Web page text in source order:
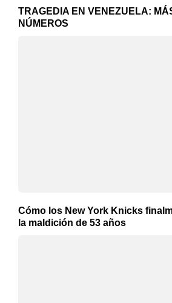
TRAGEDIA EN VENEZUELA:
NÚMEROS
Cómo los New York Knicks
la maldición de 53 años